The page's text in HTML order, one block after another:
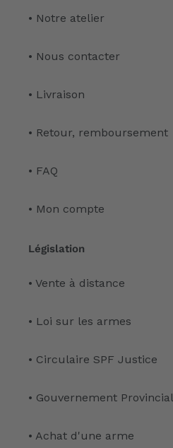
• Notre atelier
• Nous contacter
• Livraison
• Retour, remboursement
• FAQ
• Mon compte
Législation
• Vente à distance
• Loi sur les armes
• Circulaire SPF Justice
• Gouvernement Provincial
• Achat d'une arme